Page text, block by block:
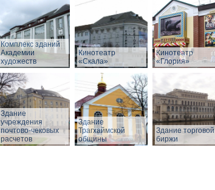
Комплекс зданий
Академии
художеств
Кинотеатр
«Скала»
Кинотеатр
«Глория»
Здание
учреждения
почтово-чековых
расчетов
Здание
Трагхаймской
общины
Здание торговой
биржи